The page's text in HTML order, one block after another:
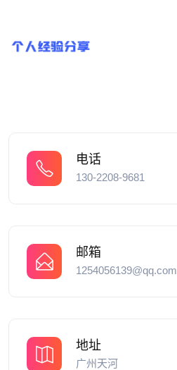
电话
130-2208-9681
邮箱
1254056139@qq.com
地址
广州天河